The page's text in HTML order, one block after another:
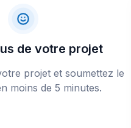
de votre projet
projet et soumettez le
moins de 5 minutes.